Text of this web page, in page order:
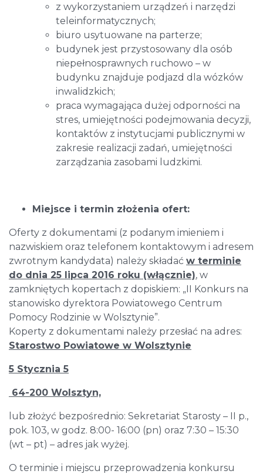
z wykorzystaniem urządzeń i narzędzi
teleinformatycznych;
biuro usytuowane na parterze;
budynek jest przystosowany dla osób
niepełnosprawnych ruchowo – w
budynku znajduje podjazd dla wózków
inwalidzkich;
praca wymagająca dużej odporności na
stres, umiejętności podejmowania decyzji,
kontaktów z instytucjami publicznymi w
zakresie realizacji zadań, umiejętności
zarządzania zasobami ludzkimi.
Miejsce i termin złożenia ofert:
Oferty z dokumentami (z podanym imieniem i
nazwiskiem oraz telefonem kontaktowym i adresem
zwrotnym kandydata) należy składać w terminie
do dnia 25 lipca 2016 roku (włącznie), w
zamkniętych kopertach z dopiskiem: „II Konkurs na
stanowisko dyrektora Powiatowego Centrum
Pomocy Rodzinie w Wolsztynie”.
Koperty z dokumentami należy przesłać na adres:
Starostwo Powiatowe w Wolsztynie
5 Stycznia 5
64-200 Wolsztyn,
lub złożyć bezpośrednio: Sekretariat Starosty – II p.,
pok. 103, w godz. 8:00- 16:00 (pn) oraz 7:30 – 15:30
(wt – pt) – adres jak wyżej.
O terminie i miejscu przeprowadzenia konkursu